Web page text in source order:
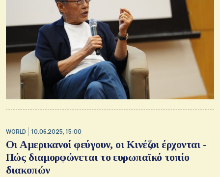
WORLD 10.06.2025, 15:00
Οι Αμερικανοί φεύγουν, οι Κινέζοι έρχονται -
Πώς διαμορφώνεται το ευρωπαϊκό τοπίο
διακοπών